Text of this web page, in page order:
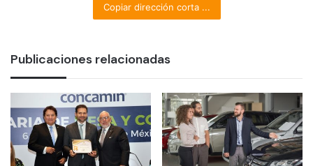
Copiar dirección corta ...
Publicaciones relacionadas